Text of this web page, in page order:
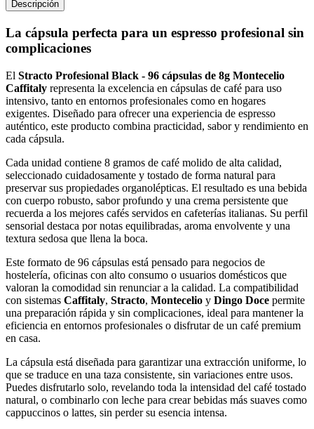
Descripción
La cápsula perfecta para un espresso profesional sin
complicaciones
El Stracto Profesional Black - 96 cápsulas de 8g Montecelio
Caffitaly representa la excelencia en cápsulas de café para uso
intensivo, tanto en entornos profesionales como en hogares
exigentes. Diseñado para ofrecer una experiencia de espresso
auténtico, este producto combina practicidad, sabor y rendimiento en
cada cápsula.
Cada unidad contiene 8 gramos de café molido de alta calidad,
seleccionado cuidadosamente y tostado de forma natural para
preservar sus propiedades organolépticas. El resultado es una bebida
con cuerpo robusto, sabor profundo y una crema persistente que
recuerda a los mejores cafés servidos en cafeterías italianas. Su perfil
sensorial destaca por notas equilibradas, aroma envolvente y una
textura sedosa que llena la boca.
Este formato de 96 cápsulas está pensado para negocios de
hostelería, oficinas con alto consumo o usuarios domésticos que
valoran la comodidad sin renunciar a la calidad. La compatibilidad
con sistemas Caffitaly, Stracto, Montecelio y Dingo Doce permite
una preparación rápida y sin complicaciones, ideal para mantener la
eficiencia en entornos profesionales o disfrutar de un café premium
en casa.
La cápsula está diseñada para garantizar una extracción uniforme, lo
que se traduce en una taza consistente, sin variaciones entre usos.
Puedes disfrutarlo solo, revelando toda la intensidad del café tostado
natural, o combinarlo con leche para crear bebidas más suaves como
cappuccinos o lattes, sin perder su esencia intensa.